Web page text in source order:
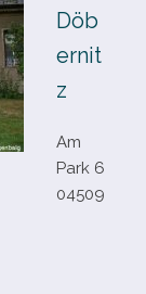
Döb
ernit
z
Am
Park 6
04509